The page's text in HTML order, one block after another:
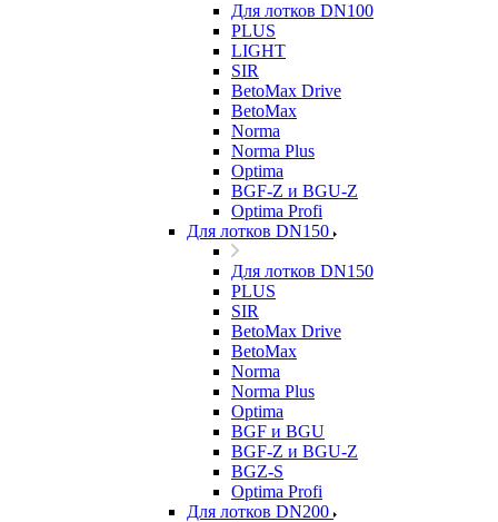
Для лотков DN100
PLUS
LIGHT
SIR
BetoMax Drive
BetoMax
Norma
Norma Plus
Optima
BGF-Z и BGU-Z
Optima Profi
Для лотков DN150
Для лотков DN150
PLUS
SIR
BetoMax Drive
BetoMax
Norma
Norma Plus
Optima
BGF и BGU
BGF-Z и BGU-Z
BGZ-S
Optima Profi
Для лотков DN200